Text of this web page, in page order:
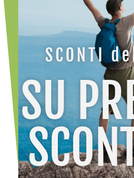
/ Prodotti taggati “ski
ski
Visualizzazione del risultato
SCONTI
SU